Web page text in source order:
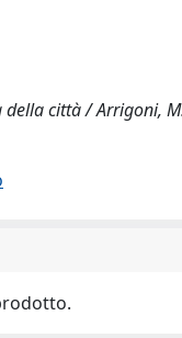
città / Arrigoni,